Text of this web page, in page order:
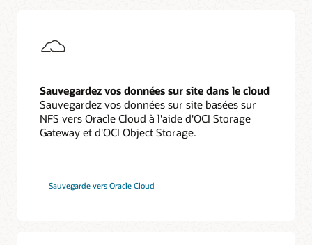
Sauvegardez vos données sur site dans le cloud
Sauvegardez vos données sur site basées sur
NFS vers Oracle Cloud à l'aide d'OCI Storage
Gateway et d'OCI Object Storage.
Sauvegarde vers Oracle Cloud